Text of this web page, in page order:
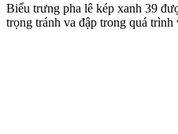
Biểu trưng pha lê kép xanh 39
trọng tránh va đập trong quá trình